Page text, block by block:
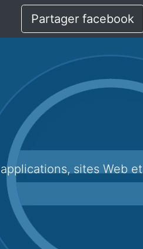
Partager facebook